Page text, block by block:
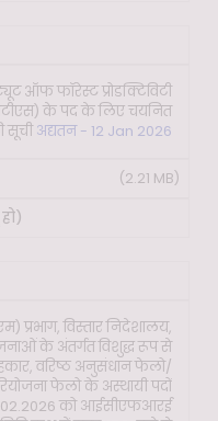
ऑफ फॉरेस्ट प्रोडक्टिविटी
के पद के लिए चयनित
सूची अद्यतन - 12 Jan 2026
(2.21 MB)
प्रभाग, विस्तार निदेशालय,
के अंतर्गत विशुद्ध रूप से
वरिष्ठ अनुसंधान फेलो/
फेलो के अस्थायी पदों
को आईसीएफआरई